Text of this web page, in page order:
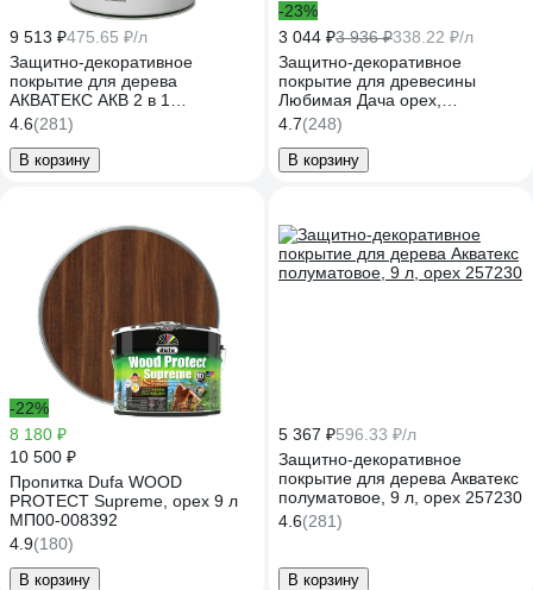
9 513 ₽475.65 ₽/л
Защитно-декоративное
покрытие для дерева
АКВАТЕКС АКВ 2 в 1
полуматовое, орех, 20 л
257238
4.6(281)
В корзину
-23%
3 044 ₽3 936 ₽338.22 ₽/л
Защитно-декоративное
покрытие для древесины
Любимая Дача орех,
полуматовое, 9 л 45318
4.7(248)
В корзину
-22%
8 180 ₽
10 500 ₽
Пропитка Dufa WOOD
PROTECT Supreme, орех 9 л
МП00-008392
4.9(180)
В корзину
5 367 ₽596.33 ₽/л
Защитно-декоративное
покрытие для дерева Акватекс
полуматовое, 9 л, орех 257230
4.6(281)
В корзину